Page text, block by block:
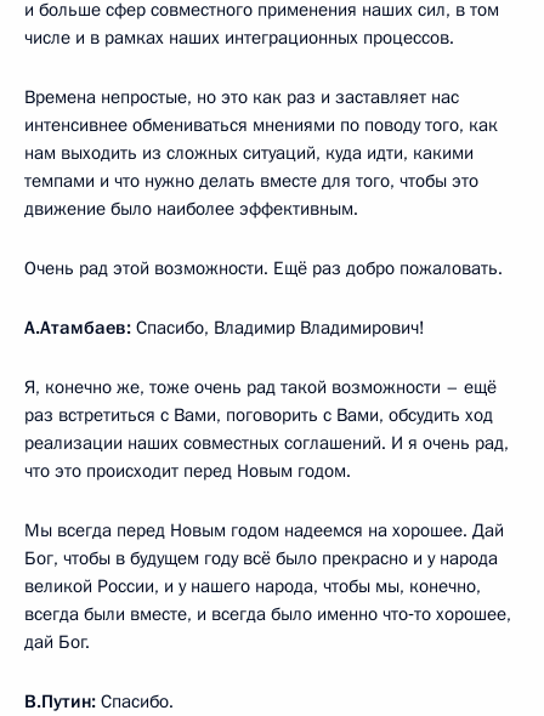
и больше сфер совместного применения наших сил, в том
числе и в рамках наших интеграционных процессов.
Времена непростые, но это как раз и заставляет нас
интенсивнее обмениваться мнениями по поводу того, как
нам выходить из сложных ситуаций, куда идти, какими
темпами и что нужно делать вместе для того, чтобы это
движение было наиболее эффективным.
Очень рад этой возможности. Ещё раз добро пожаловать.
А.Атамбаев: Спасибо, Владимир Владимирович!
Я, конечно же, тоже очень рад такой возможности – ещё
раз встретиться с Вами, поговорить с Вами, обсудить ход
реализации наших совместных соглашений. И я очень рад,
что это происходит перед Новым годом.
Мы всегда перед Новым годом надеемся на хорошее. Дай
Бог, чтобы в будущем году всё было прекрасно и у народа
великой России, и у нашего народа, чтобы мы, конечно,
всегда были вместе, и всегда было именно что‑то хорошее,
дай Бог.
В.Путин: Спасибо.